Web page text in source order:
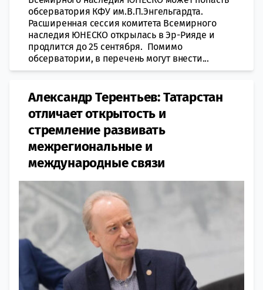
обсерватория КФУ им.В.П.Энгельгардта.
Расширенная сессия комитета Всемирного
наследия ЮНЕСКО открылась в Эр-Рияде и
продлится до 25 сентября. Помимо
обсерватории, в перечень могут внести...
Александр Терентьев: Татарстан
отличает открытость и
стремление развивать
межрегиональные и
международные связи